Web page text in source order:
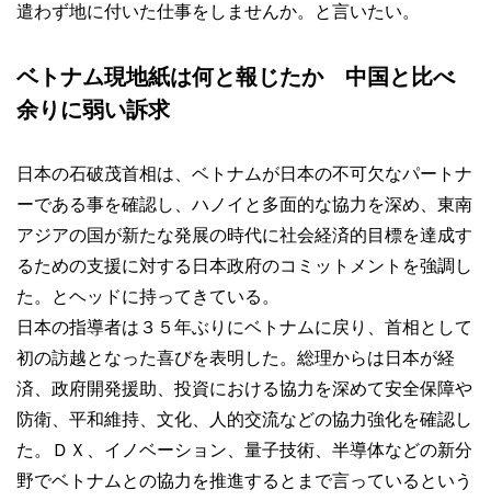
遣わず地に付いた仕事をしませんか。と言いたい。
ベトナム現地紙は何と報じたか 中国と比べ
余りに弱い訴求
日本の石破茂首相は、ベトナムが日本の不可欠なパートナ
ーである事を確認し、ハノイと多面的な協力を深め、東南
アジアの国が新たな発展の時代に社会経済的目標を達成す
るための支援に対する日本政府のコミットメントを強調し
た。とヘッドに持ってきている。
日本の指導者は３５年ぶりにベトナムに戻り、首相として
初の訪越となった喜びを表明した。総理からは日本が経
済、政府開発援助、投資における協力を深めて安全保障や
防衛、平和維持、文化、人的交流などの協力強化を確認し
た。ＤＸ、イノベーション、量子技術、半導体などの新分
野でベトナムとの協力を推進するとまで言っているという